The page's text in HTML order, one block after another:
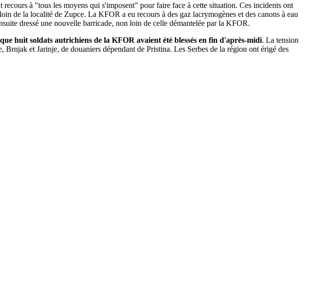
recours à "tous les moyens qui s'imposent" pour faire face à cette situation. Ces incidents ont
de la localité de Zupce. La KFOR a eu recours à des gaz lacrymogènes et des canons à eau
dressé une nouvelle barricade, non loin de celle démantelée par la KFOR.
huit soldats autrichiens de la KFOR avaient été blessés en fin d'après-midi. La tension
et Jarinje, de douaniers dépendant de Pristina. Les Serbes de la région ont érigé des